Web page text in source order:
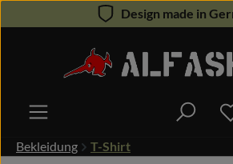
Zum Hauptinhalt springenDesign made in
Bekleidung T-Shirt